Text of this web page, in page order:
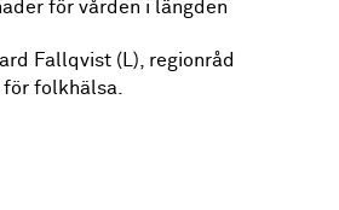
för vården i längden
Fallqvist (L), regionråd
för folkhälsa.